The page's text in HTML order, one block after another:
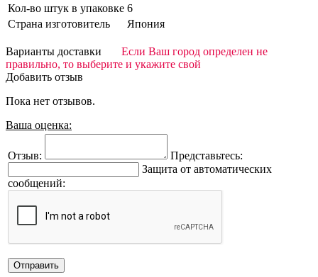
Кол-во штук в упаковке 6
Страна изготовитель
Япония
Варианты доставки
Если Ваш город определен не
правильно, то выберите и укажите свой
Добавить отзыв
Пока нет отзывов.
Ваша оценка:
Отзыв:
Представьтесь:
Защита от автоматических
сообщений: